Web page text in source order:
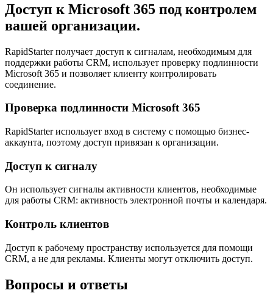
Доступ к Microsoft 365 под контролем
вашей организации.
RapidStarter получает доступ к сигналам, необходимым для
поддержки работы CRM, использует проверку подлинности
Microsoft 365 и позволяет клиенту контролировать
соединение.
Проверка подлинности Microsoft 365
RapidStarter использует вход в систему с помощью бизнес-
аккаунта, поэтому доступ привязан к организации.
Доступ к сигналу
Он использует сигналы активности клиентов, необходимые
для работы CRM: активность электронной почты и календаря.
Контроль клиентов
Доступ к рабочему пространству используется для помощи
CRM, а не для рекламы. Клиенты могут отключить доступ.
Вопросы и ответы